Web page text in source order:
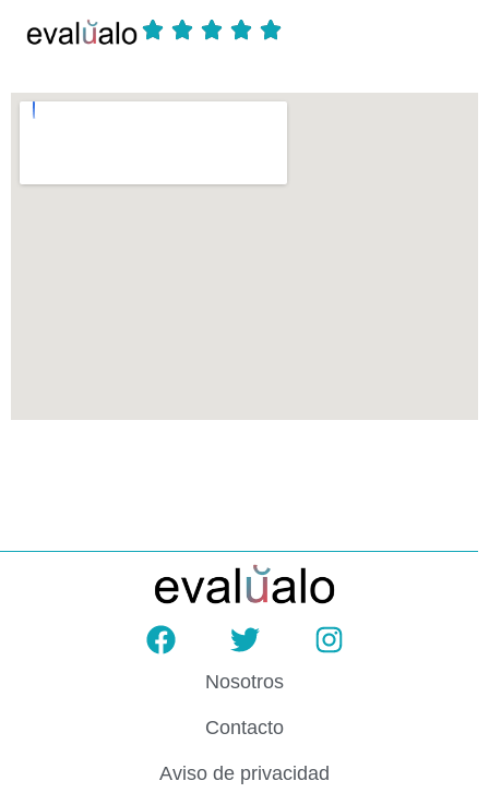
Nosotros
Contacto
Aviso de privacidad